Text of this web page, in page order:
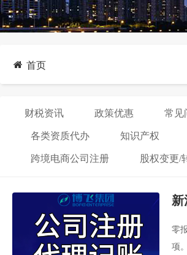
首页
财税资讯 政策优惠 常见
各类资质代办 知识产权
跨境电商公司注册 股权变更/
新
零
项